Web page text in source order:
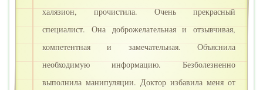
халязион, прочистила. Очень прекрасный
специалист. Она доброжелательная и отзывчивая,
компетентная и замечательная. Объяснила
необходимую информацию. Безболезненно
выполнила манипуляции. Доктор избавила меня от